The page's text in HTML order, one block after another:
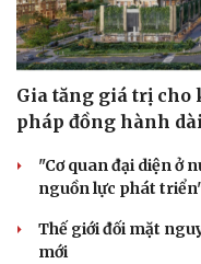
Văn hóa
Văn học
Âm nhạc
Gia tăng giá trị
pháp đồng hành
"Cơ quan đại diện ở
nguồn lực phát
Thế giới đối mặt
mới